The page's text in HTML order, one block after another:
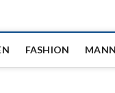
FASHION